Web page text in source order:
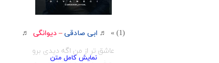
(1) » ♬ ابی صادقی – دیوانگی
♬
عاشق تر از من اگه دیدی برو